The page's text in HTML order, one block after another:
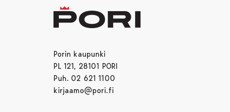
Porin kaupunki
PL 121, 28101 PORI
Puh. 02 621 1100
kirjaamo@pori.fi